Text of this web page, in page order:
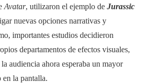
Avatar, utilizaron el ejemplo de Jurassic
nuevas opciones narrativas y
importantes estudios decidieron
departamentos de efectos visuales,
audiencia ahora esperaba un mayor
la pantalla.